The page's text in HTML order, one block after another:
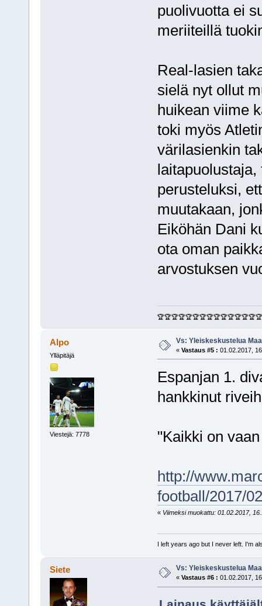
puolivuotta ei
meriiteillä
Real-lasien
sielä nyt ollut
huikean viime
toki myös
värilasienkin
perusteluksi,
muutakaan,
Eiköhän Dani
ota oman
arvostuksen
🏆🏆🏆🏆🏆🏆🏆🏆🏆🏆🏆🏆🏆🏆🏆
Alpo
Ylläpitäjä
Viestejä: 7778
Vs: Yleiskeskustelua
« Vastaus #5 : 01.02.2017,
Espanjan 1.
hankkinut
"Kaikki on
http://
football/2017/
« Viimeksi muokattu: 01.02.2017,
I left years ago but I never left. I'm
Siete Vs: Yleiskeskustelua
« Vastaus #6 : 01.02.2017,